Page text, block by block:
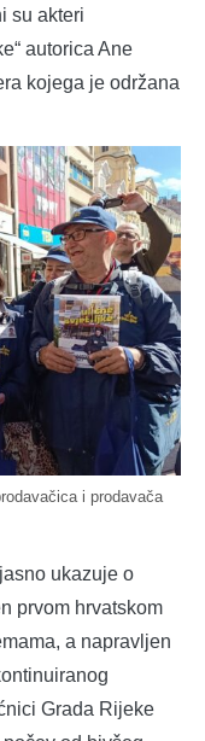
su akteri
autorica Ane
kojega je održana
i prodavača
ukazuje o
prvom hrvatskom
a napravljen
Grada Rijeke